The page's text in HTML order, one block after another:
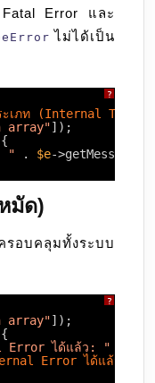
Fatal Error และ
ไม่ได้เป็น
?
ะเภท (Internal
array"]);
" . $e-
มัด)
รอบคลุมทั้งระบบ
?
array"]);
Error ได้แล้ว: "
Error ได้แล้ว: